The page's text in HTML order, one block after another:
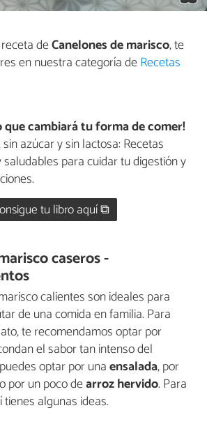
deCanelones de marisco, te
en nuestra categoría deRecetas
que cambiará tu forma de comer!
azúcar y sin lactosa: Recetas
para cuidar tu digestión y
tu libro aquí ⧉
caseros -
calientes son ideales para
de una comida en familia. Para
te recomendamos optar por
el sabor tan intenso del
optar por unaensalada, por
o por un poco dearroz hervido. Para
algunas ideas.